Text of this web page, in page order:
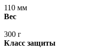
110 мм
Вес
300 г
Класс защиты